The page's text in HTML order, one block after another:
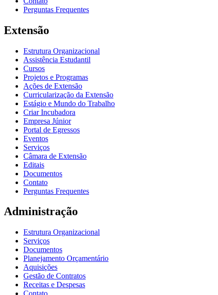
Perguntas Frequentes
Extensão
Estrutura Organizacional
Assistência Estudantil
Cursos
Projetos e Programas
Ações de Extensão
Curricularização da Extensão
Estágio e Mundo do Trabalho
Criar Incubadora
Empresa Júnior
Portal de Egressos
Eventos
Serviços
Câmara de Extensão
Editais
Documentos
Contato
Perguntas Frequentes
Administração
Estrutura Organizacional
Serviços
Documentos
Planejamento Orçamentário
Aquisições
Gestão de Contratos
Receitas e Despesas